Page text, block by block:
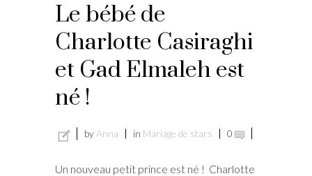
Le bébé de
Charlotte Casiraghi
et Gad Elmaleh est
né !
by Anna in Mariage de stars 0
Un nouveau petit prince est né ! Charlotte